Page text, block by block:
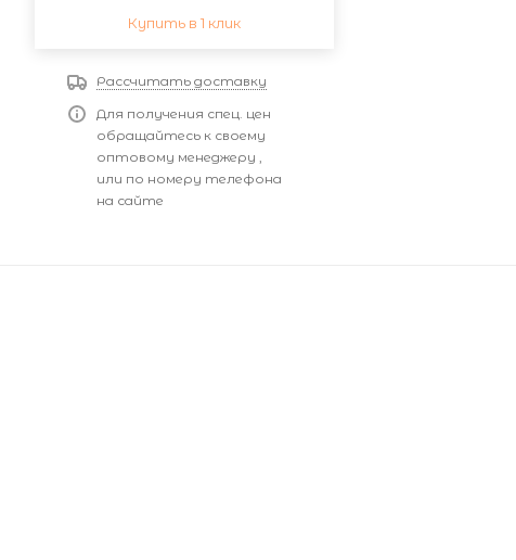
Купить в 1 клик
Рассчитать доставку
Для получения спец. цен
обращайтесь к своему
оптовому менеджеру ,
или по номеру телефона
на сайте